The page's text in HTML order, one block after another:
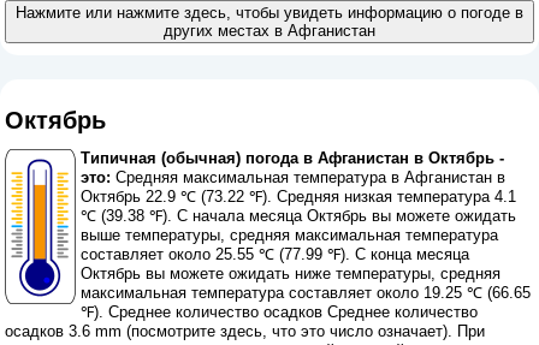
Нажмите или нажмите здесь, чтобы увидеть информацию о погоде в
других местах в Афганистан
Октябрь
Типичная (обычная) погода в Афганистан в Октябрь -
это: Средняя максимальная температура в Афганистан в
Октябрь 22.9 ℃ (73.22 ℉). Средняя низкая температура 4.1
℃ (39.38 ℉). С начала месяца Октябрь вы можете ожидать
выше температуры, средняя максимальная температура
составляет около 25.55 ℃ (77.99 ℉). С конца месяца
Октябрь вы можете ожидать ниже температуры, средняя
максимальная температура составляет около 19.25 ℃ (66.65
℉). Среднее количество осадков Среднее количество
осадков 3.6 mm (посмотрите здесь, что это число означает). При